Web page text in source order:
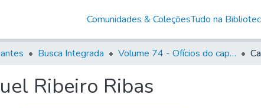
Comunidades & ColeçõesTudo na
Busca Integrada Volume 74 - Ofícios do capitão General Martim Lopes Lobo de Saldanha às Câmaras e Comandantes da Capitania (1775)
Ribeiro Ribas